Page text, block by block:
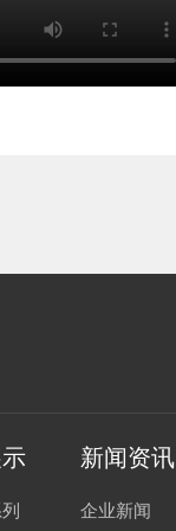
新闻资讯
企业新闻